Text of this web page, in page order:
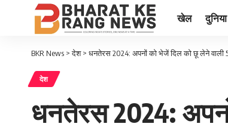
खेल दुनिया
BKR News >देश> धनतेरस 2024: अपनों को भेजें दिल को छू लेने
देश
धनतेरस 2024: